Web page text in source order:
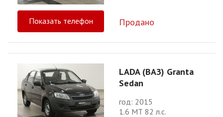
Показать телефон Продано
LADA (ВАЗ) Granta
Sedan
год: 2015
1.6 МТ 82 л.с.